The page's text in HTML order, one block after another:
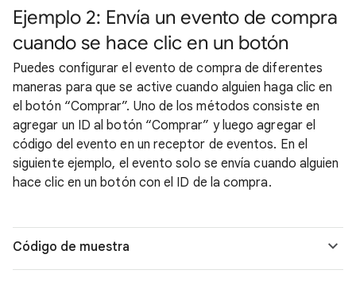
Ejemplo 2: Envía un evento de compra
cuando se hace clic en un botón
Puedes configurar el evento de compra de diferentes
maneras para que se active cuando alguien haga clic en
el botón “Comprar”. Uno de los métodos consiste en
agregar un ID al botón “Comprar” y luego agregar el
código del evento en un receptor de eventos. En el
siguiente ejemplo, el evento solo se envía cuando alguien
hace clic en un botón con el ID de la compra.
Código de muestra